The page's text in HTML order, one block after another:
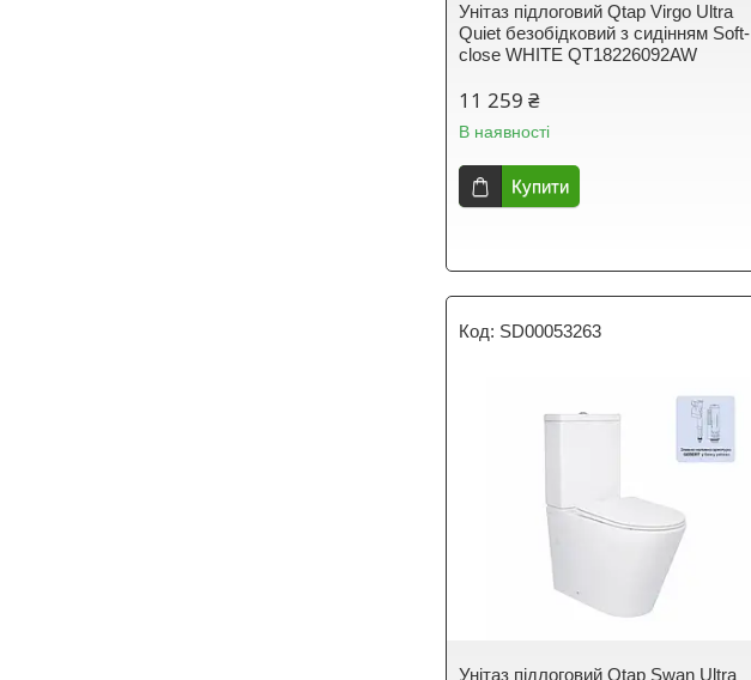
Унітаз підлоговий Qtap Virgo Ultra
Quiet безобідковий з сидінням Soft-
close WHITE QT18226092AW
11 259 ₴
В наявності
Купити
SD00053263
Унітаз підлоговий Qtap Swan Ultra